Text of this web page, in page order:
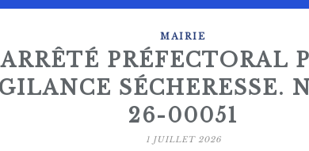
MAIRIE
ARRÊTÉ PRÉFECTORAL
SÉCHERESSE.
26-00051
1 JUILLET 2026